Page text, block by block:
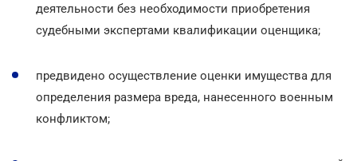
деятельности без необходимости приобретения
судебными экспертами квалификации оценщика;
предвидено осуществление оценки имущества для
определения размера вреда, нанесенного военным
конфликтом;